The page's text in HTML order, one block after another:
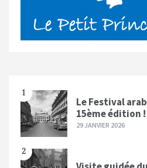
1
Le Festival
15ème édition !
29 JANVIER 2026
2